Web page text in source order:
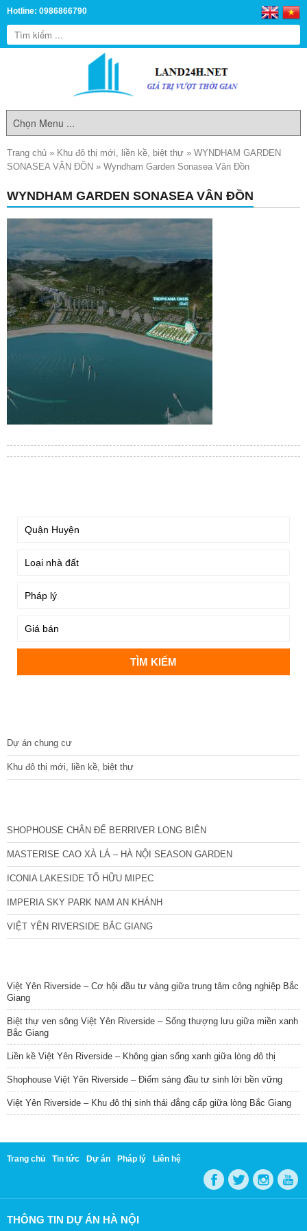
Hotline: 0986866790
Trang chủ » Khu đô thị mới, liền kề, biệt thự » WYNDHAM GARDEN
SONASEA VÂN ĐỒN » Wyndham Garden Sonasea Vân Đồn
WYNDHAM GARDEN SONASEA VÂN ĐỒN
Dự án chung cư
Khu đô thị mới, liền kề, biệt thự
SHOPHOUSE CHÂN ĐẾ BERRIVER LONG BIÊN
MASTERISE CAO XÀ LÁ – HÀ NỘI SEASON GARDEN
ICONIA LAKESIDE TỐ HỮU MIPEC
IMPERIA SKY PARK NAM AN KHÁNH
VIỆT YÊN RIVERSIDE BẮC GIANG
Việt Yên Riverside – Cơ hội đầu tư vàng giữa trung tâm công nghiệp Bắc
Giang
Biệt thự ven sông Việt Yên Riverside – Sống thượng lưu giữa miền xanh
Bắc Giang
Liền kề Việt Yên Riverside – Không gian sống xanh giữa lòng đô thị
Shophouse Việt Yên Riverside – Điểm sáng đầu tư sinh lời bền vững
Việt Yên Riverside – Khu đô thị sinh thái đẳng cấp giữa lòng Bắc Giang
Trang chủ Tin tức Dự án Pháp lý Liên hệ
THÔNG TIN DỰ ÁN HÀ NỘI